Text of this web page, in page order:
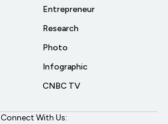
Entrepreneur
Research
Photo
Infographic
CNBC TV
Connect With Us: